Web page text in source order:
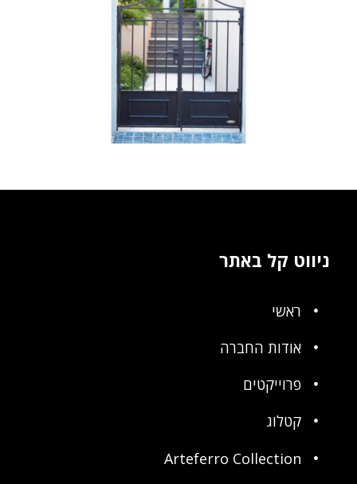
ניווט קל באתר
ראשי
אודות החברה
פרוייקטים
קטלוג
Arteferro Collection